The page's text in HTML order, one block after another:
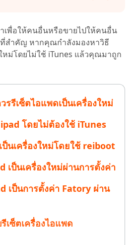
เพื่อให้คนอื่นหรือขายไปให้คนอื่น
ที่สำคัญ หากคุณกำลังมองหาวิธี
หม่โดยไม่ใช้ iTunes แล้วคุณมาถูก
รรีเซ็ตไอแพดเป็นเครื่องใหม่
โดยไม่ต้องใช้ iTunes
ป็นเครื่องใหม่โดยใช้ reiboot
เป็นเครื่องใหม่ผ่านการตั้งค่า
เป็นการตั้งค่า Fatory ผ่าน
เซ็ตเครื่องไอแพด